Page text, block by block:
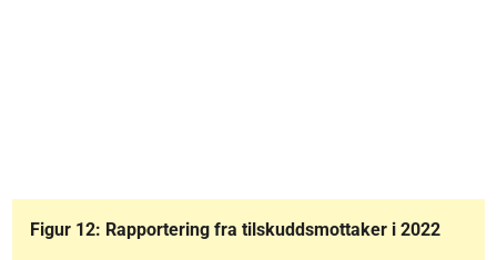
Figur 12: Rapportering fra tilskuddsmottaker i 2022